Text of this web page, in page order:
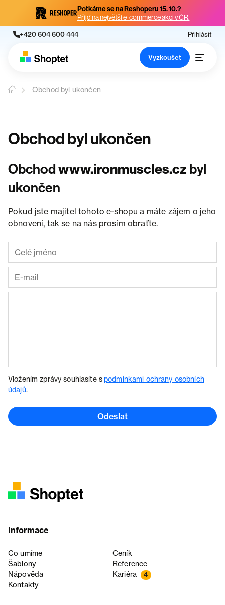
Potkáme se na Reshoperu 15. 10.?
Přijď na největší e-commerce akci v ČR.
+420 604 600 444 Přihlásit
Vyzkoušet
Obchod byl ukončen
Obchod byl ukončen
Obchodwww.ironmuscles.cz byl
ukončen
Pokud jste majitel tohoto e-shopu a máte zájem o jeho
obnovení, tak se na nás prosím obraťte.
Vložením zprávy souhlasíte spodmínkami ochrany osobních
údajů.
Odeslat
Informace
Co umíme
Ceník
Šablony
Reference
Nápověda
Kariéra 4
Kontakty